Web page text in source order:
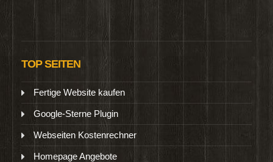
TOP SEITEN
Fertige Website kaufen
Google-Sterne Plugin
Webseiten Kostenrechner
Homepage Angebote